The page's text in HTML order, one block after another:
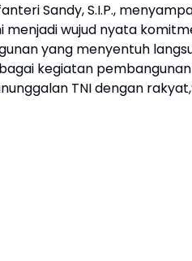
Sandy, S.I.P.,
wujud nyata
yang menyentuh
kegiatan
TNI dengan